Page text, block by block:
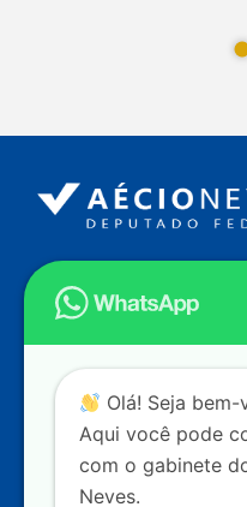
Endereço
Câmara dos Deputados
Contato
+55 (61) 3215-5964
Olá! Seja bem-
Aqui você pode
com o gabinete
Neves.